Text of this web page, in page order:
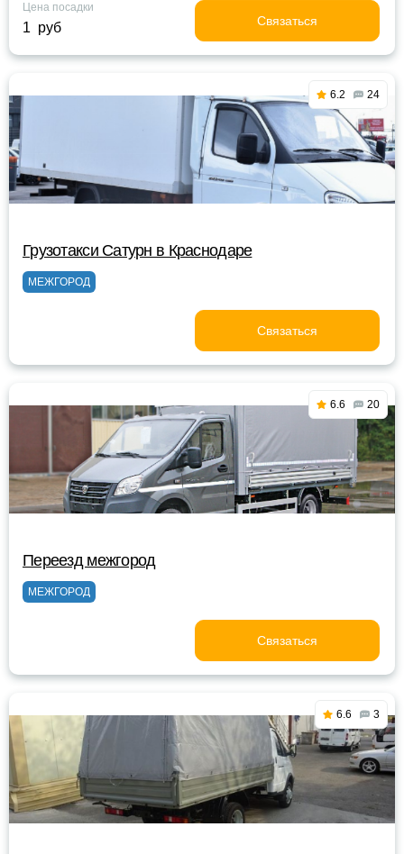
Цена посадки
1 руб Связаться
6.2 24
Грузотакси Сатурн в Краснодаре
МЕЖГОРОД
Связаться
6.6 20
Переезд межгород
МЕЖГОРОД
Связаться
6.6 3